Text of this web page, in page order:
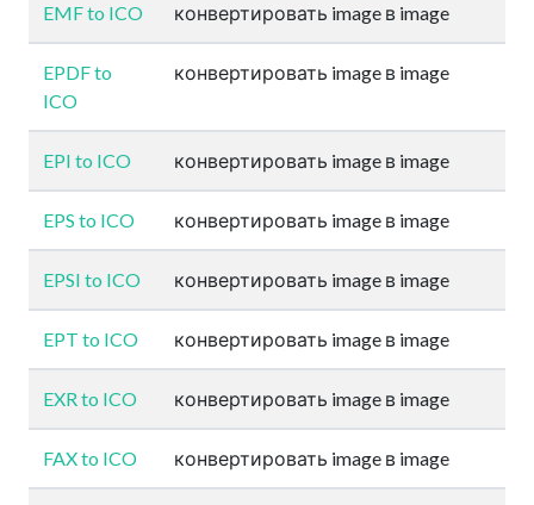
EMF to ICO конвертировать image в image
EPDF to
ICO
конвертировать image в image
EPI to ICO конвертировать image в image
EPS to ICO конвертировать image в image
EPSI to ICO конвертировать image в image
EPT to ICO конвертировать image в image
EXR to ICO конвертировать image в image
FAX to ICO конвертировать image в image